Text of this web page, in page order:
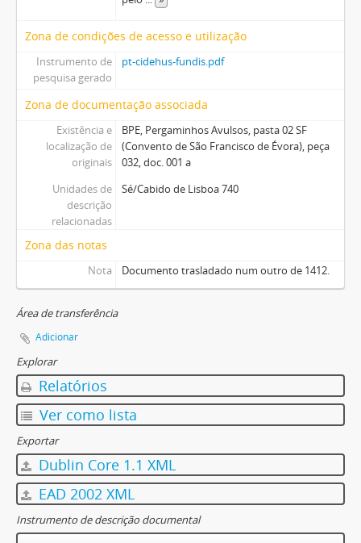
Zona de condições de acesso e utilização
Instrumento de
pesquisa gerado
pt-cidehus-fundis.pdf
Zona de documentação associada
Existência e
localização de
originais
BPE, Pergaminhos Avulsos, pasta 02 SF
(Convento de São Francisco de Évora), peça
032, doc. 001 a
Unidades de
descrição
relacionadas
Sé/Cabido de Lisboa 740
Zona das notas
Nota Documento trasladado num outro de 1412.
Área de transferência
Adicionar
Explorar
Relatórios
Ver como lista
Exportar
Dublin Core 1.1 XML
EAD 2002 XML
Instrumento de descrição documental